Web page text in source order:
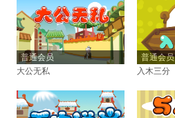
普通会员
大公无私
普通会员
入木三分